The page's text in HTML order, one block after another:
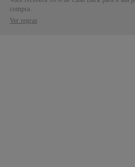
compra.
Ver regras